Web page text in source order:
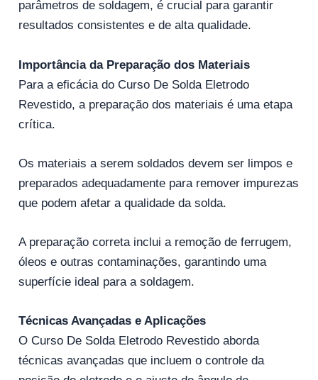
parâmetros de soldagem, é crucial para garantir
resultados consistentes e de alta qualidade.
Importância da Preparação dos Materiais
Para a eficácia do Curso De Solda Eletrodo
Revestido, a preparação dos materiais é uma etapa
crítica.
Os materiais a serem soldados devem ser limpos e
preparados adequadamente para remover impurezas
que podem afetar a qualidade da solda.
A preparação correta inclui a remoção de ferrugem,
óleos e outras contaminações, garantindo uma
superfície ideal para a soldagem.
Técnicas Avançadas e Aplicações
O Curso De Solda Eletrodo Revestido aborda
técnicas avançadas que incluem o controle da